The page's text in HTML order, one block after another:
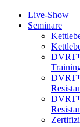
Live-Show
Seminare